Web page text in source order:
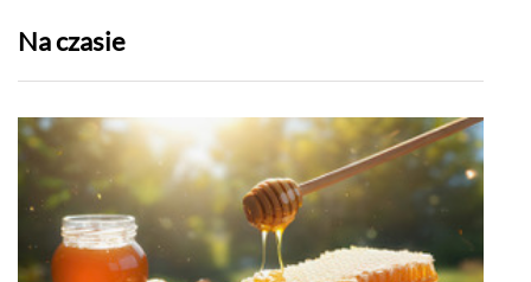
Na czasie